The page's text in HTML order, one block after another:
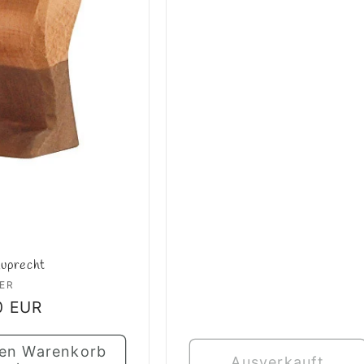
EUR
Warenkorb